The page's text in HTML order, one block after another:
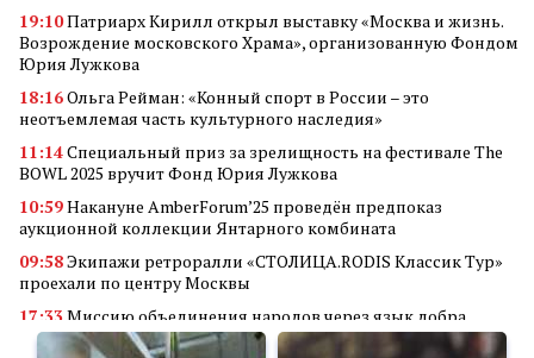
19:10Патриарх Кирилл открыл выставку «Москва и жизнь.
Возрождение московского Храма», организованную Фондом
Юрия Лужкова
18:16Ольга Рейман: «Конный спорт в России – это
неотъемлемая часть культурного наследия»
11:14Специальный приз за зрелищность на фестивале The
BOWL 2025 вручит Фонд Юрия Лужкова
10:59Накануне AmberForum’25 проведён предпоказ
аукционной коллекции Янтарного комбината
09:58Экипажи ретроралли «СТОЛИЦА.RODIS Классик Тур»
проехали по центру Москвы
17:33Миссию объединения народов через язык добра
реализует кинофестиваль «В кругу семьи»